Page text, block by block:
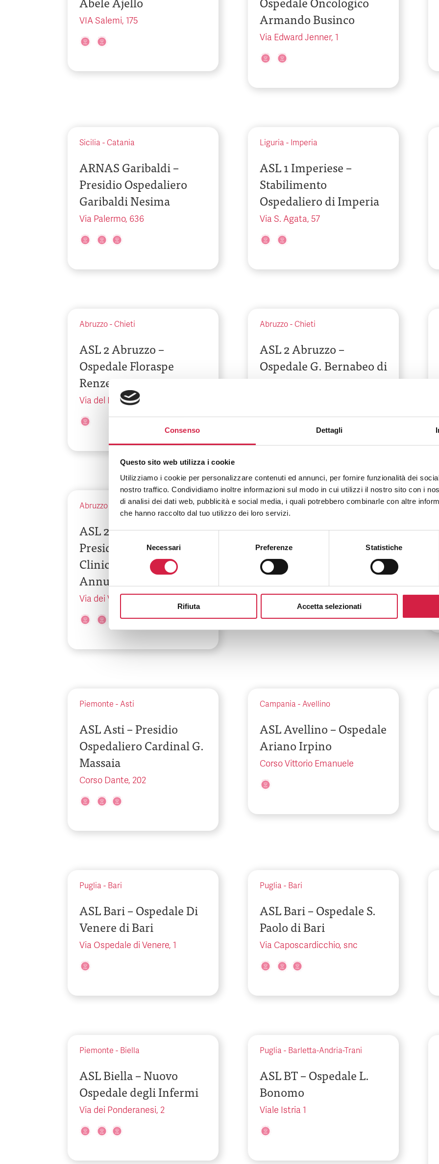
Consenso Dettagli
Questo sito web utilizza i cookie
Utilizziamo i cookie per personalizzare contenuti ed annunci, per fornire funzionalità dei
nostro traffico. Condividiamo inoltre informazioni sul modo in cui utilizzi il nostro sito con i
di analisi dei dati web, pubblicità e social media, i quali potrebbero combinarle con altre
che hanno raccolto dal tuo utilizzo dei loro servizi.
Selezione
del
Necessari Preferenze Statistiche
Rifiuta Accetta selezionati
VIA Salemi, 175
Armando Businco
Via Edward Jenner, 1
Sicilia - Catania
ARNAS Garibaldi –
Presidio Ospedaliero
Garibaldi Nesima
Via Palermo, 636
Liguria - Imperia
ASL 1 Imperiese –
Stabilimento
Ospedaliero di Imperia
Via S. Agata, 57
Abruzzo - Chieti
ASL 2 Abruzzo –
Ospedale Floraspe
Renzetti
Via del Mare, 1
Abruzzo- Chieti
ASL 2 Abruzzo –
Ospedale G. Bernabeo di
Abruzzo Chieti
ASL 2 Abruzzo –
Presidio Ospedaliero
Clinicizzato SS
Annunziata
Via dei Vestini, snc
Liguria -Genova
ASL 3 Liguria –
Ospedale Villa Scassi
Corso Scassi, 1
Piemonte - Asti
ASL Asti – Presidio
Ospedaliero Cardinal G.
Massaia
Corso Dante, 202
Campania - Avellino
ASL Avellino – Ospedale
Ariano Irpino
Corso Vittorio Emanuele
Puglia - Bari
ASL Bari – Ospedale Di
Venere di Bari
Via Ospedale di Venere, 1
Puglia - Bari
ASL Bari – Ospedale S.
Paolo di Bari
Via Caposcardicchio, snc
Piemonte - Biella
ASL Biella – Nuovo
Ospedale degli Infermi
Via dei Ponderanesi, 2
Puglia - Barletta-Andria-Trani
ASL BT – Ospedale L.
Bonomo
Viale Istria 1